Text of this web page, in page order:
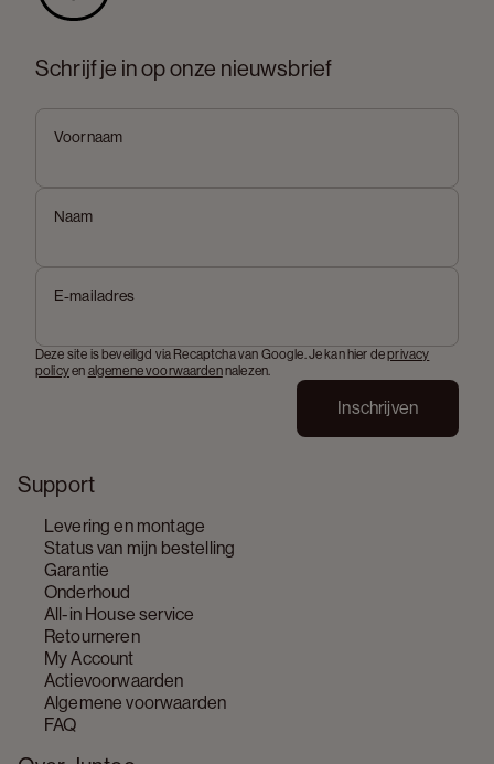
Support
Levering en montage
Status van mijn bestelling
Garantie
Onderhoud
All-in House service
Retourneren
My Account
Actievoorwaarden
Algemene voorwaarden
FAQ
Schrijf je in op onze nieuwsbrief
Voornaam
Naam
E-mailadres
Deze site is beveiligd via Recaptcha van Google. Je kan hier deprivacy
policyen algemene voorwaardennalezen.
Inschrijven